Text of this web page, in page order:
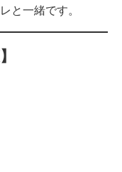
と一緒です。